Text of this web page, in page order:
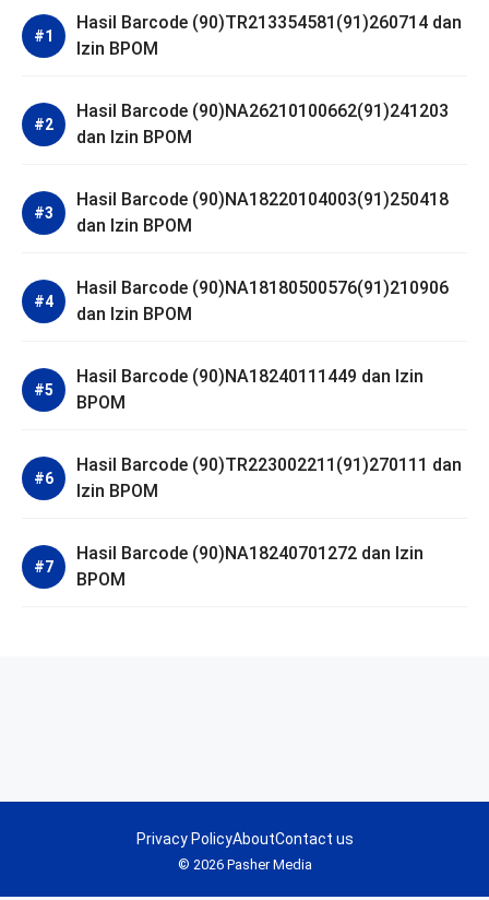
Hasil Barcode (90)TR213354581(91)260714 dan
Izin BPOM
Hasil Barcode (90)NA26210100662(91)241203
dan Izin BPOM
Hasil Barcode (90)NA18220104003(91)250418
dan Izin BPOM
Hasil Barcode (90)NA18180500576(91)210906
dan Izin BPOM
Hasil Barcode (90)NA18240111449 dan Izin
BPOM
Hasil Barcode (90)TR223002211(91)270111 dan
Izin BPOM
Hasil Barcode (90)NA18240701272 dan Izin
BPOM
© 2026 Pasher Media
Privacy PolicyAboutContact us